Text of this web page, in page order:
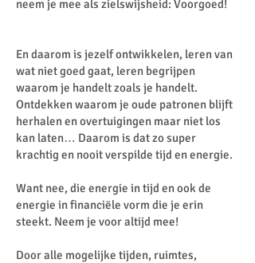
neem je mee als zielswijsheid: Voorgoed!
En daarom is jezelf ontwikkelen, leren van
wat niet goed gaat, leren begrijpen
waarom je handelt zoals je handelt.
Ontdekken waarom je oude patronen blijft
herhalen en overtuigingen maar niet los
kan laten… Daarom is dat zo super
krachtig en nooit verspilde tijd en energie.
Want nee, die energie in tijd en ook de
energie in financiële vorm die je erin
steekt. Neem je voor altijd mee!
Door alle mogelijke tijden, ruimtes,